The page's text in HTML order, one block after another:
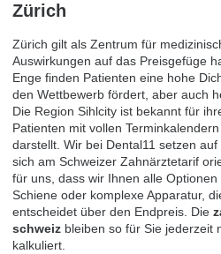
Zürich
Zürich gilt als Zentrum für
Auswirkungen auf das Preisgefüge
Enge finden Patienten eine hohe
den Wettbewerb fördert, aber auch
Die Region Sihlcity ist bekannt für
Patienten mit vollen
darstellt. Wir bei Dental11 setzen
sich am Schweizer Zahnärztetarif
für uns, dass wir Ihnen alle
Schiene oder komplexe Apparatur,
entscheidet über den Endpreis. Die
schweiz bleiben so für Sie jederzeit
kalkuliert.